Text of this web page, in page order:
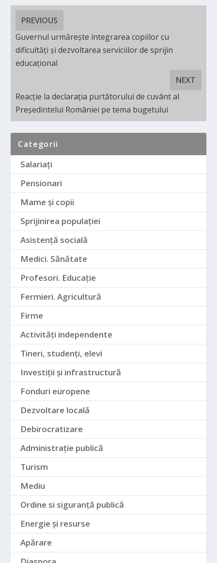
PREVIOUS
Guvernul urmărește integrarea copiilor cu
dificultăți și dezvoltarea serviciilor de sprijin
educațional
NEXT
Reacție la declarația purtătorului de cuvânt al
Președintelui României pe tema bugetului
Categorii
Salariați
Pensionari
Mame și copii
Sprijinirea populației
Asistență socială
Medici. Sănătate
Profesori. Educație
Fermieri. Agricultură
Firme
Activități independente
Tineri, studenți, elevi
Investiții și infrastructură
Fonduri europene
Dezvoltare locală
Debirocratizare
Administrație publică
Turism
Mediu
Ordine si siguranță publică
Energie și resurse
Apărare